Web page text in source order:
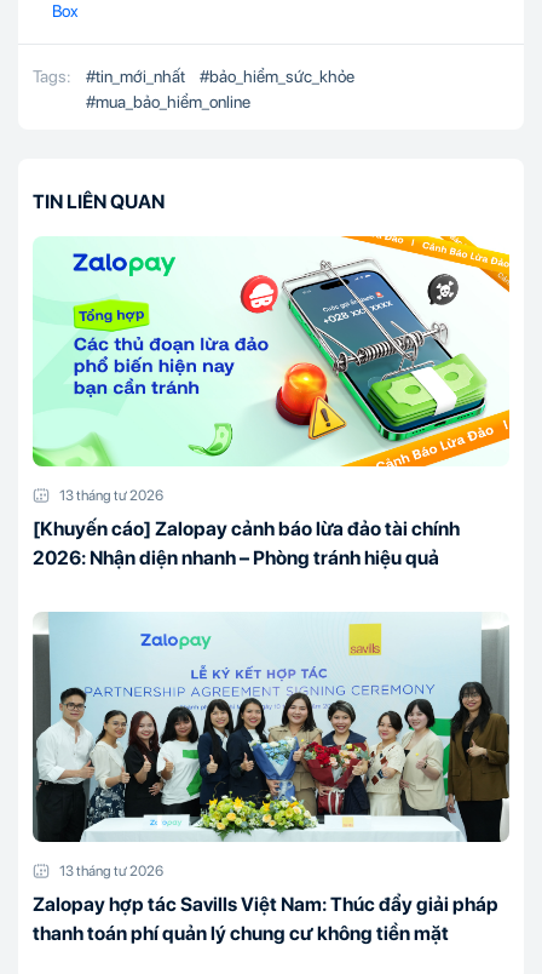
Box
Tags: #tin_mới_nhất #bảo_hiểm_sức_khỏe
#mua_bảo_hiểm_online
TIN LIÊN QUAN
13 tháng tư 2026
[Khuyến cáo] Zalopay cảnh báo lừa đảo tài chính
2026: Nhận diện nhanh – Phòng tránh hiệu quả
13 tháng tư 2026
Zalopay hợp tác Savills Việt Nam: Thúc đẩy giải pháp
thanh toán phí quản lý chung cư không tiền mặt